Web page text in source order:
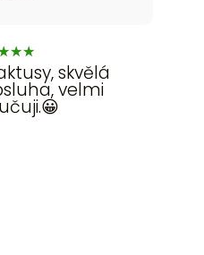
★★
skvělá
velmi